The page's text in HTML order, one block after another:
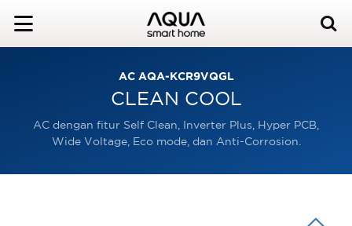
AC AQA-KCR9VQGL
CLEAN COOL
AC dengan fitur Self Clean, Inverter Plus, Hyper PCB,
Wide Voltage, Eco mode, dan Anti-Corrosion.